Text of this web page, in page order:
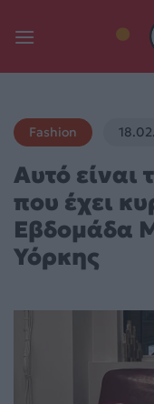
Fashion
Αυτό
που έχει
Εβδομάδα
Υόρκης